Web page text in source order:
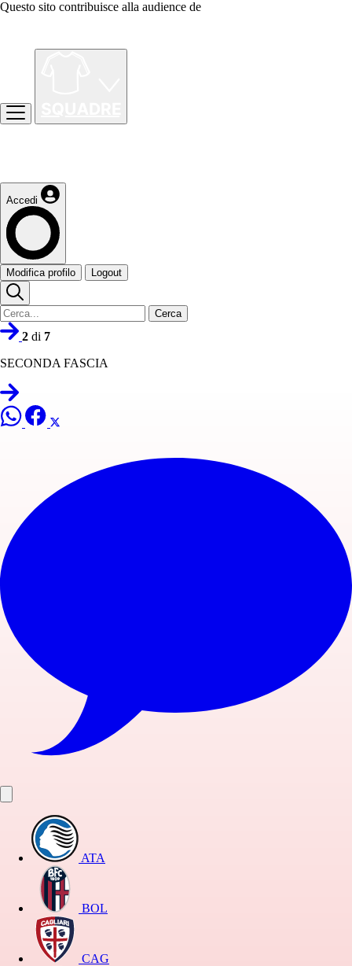
Questo sito contribuisce alla audience de
Accedi
Modifica profilo Logout
Cerca
2 di 7
SECONDA FASCIA
ATA
BOL
CAG